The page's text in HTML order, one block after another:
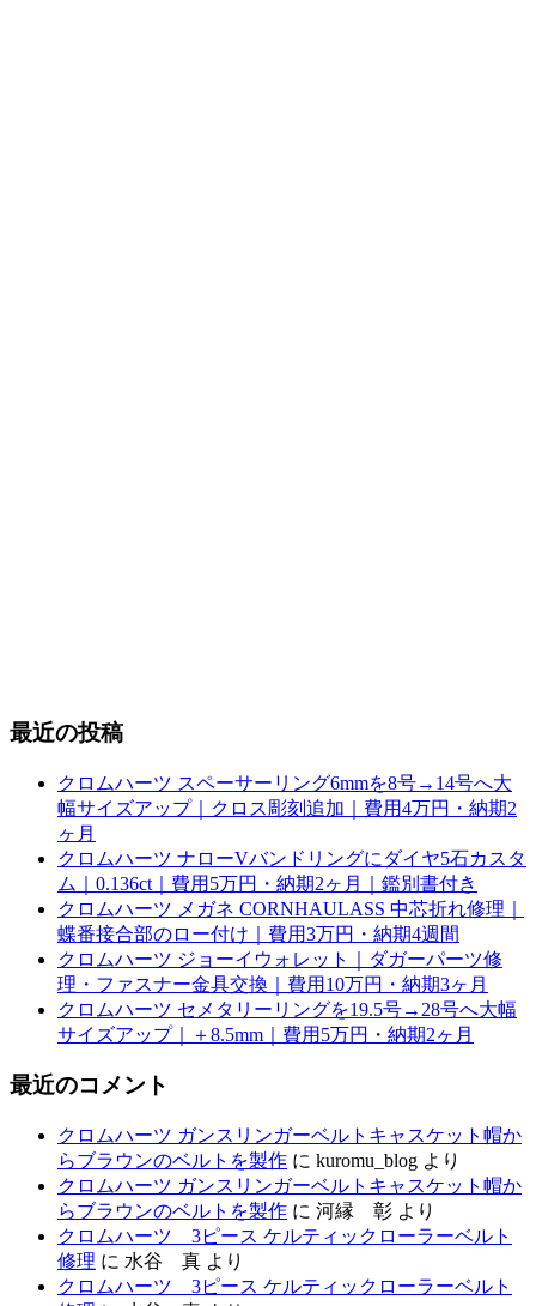
最近の投稿
クロムハーツ スペーサーリング6mmを8号→14号へ大
幅サイズアップ｜クロス彫刻追加｜費用4万円・納期2
ヶ月
クロムハーツ ナローVバンドリングにダイヤ5石カスタ
ム｜0.136ct｜費用5万円・納期2ヶ月｜鑑別書付き
クロムハーツ メガネ CORNHAULASS 中芯折れ修理｜
蝶番接合部のロー付け｜費用3万円・納期4週間
クロムハーツ ジョーイウォレット｜ダガーパーツ修
理・ファスナー金具交換｜費用10万円・納期3ヶ月
クロムハーツ セメタリーリングを19.5号→28号へ大幅
サイズアップ｜＋8.5mm｜費用5万円・納期2ヶ月
最近のコメント
クロムハーツ ガンスリンガーベルトキャスケット帽か
らブラウンのベルトを製作 に kuromu_blog より
クロムハーツ ガンスリンガーベルトキャスケット帽か
らブラウンのベルトを製作 に 河縁 彰 より
クロムハーツ 3ピース ケルティックローラーベルト
修理 に 水谷 真 より
クロムハーツ 3ピース ケルティックローラーベルト